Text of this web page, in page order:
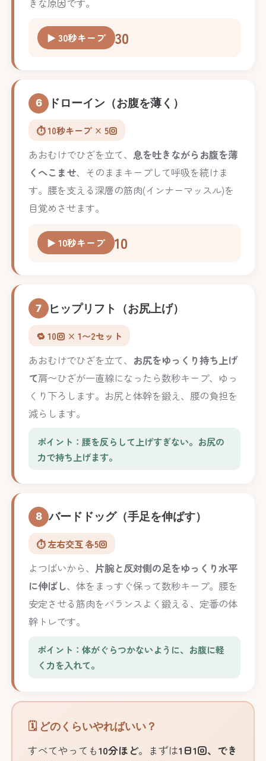
きな原因です。
▶ 30秒キープ 30
6 ドローイン（お腹を薄く）
⏱️ 10秒キープ × 5回
あおむけでひざを立て、息を吐きながらお腹を薄
くへこませ、そのままキープして呼吸を続けま
す。腰を支える深層の筋肉(インナーマッスル)を
目覚めさせます。
▶ 10秒キープ 10
7 ヒップリフト（お尻上げ）
🔁 10回 × 1〜2セット
あおむけでひざを立て、 お尻をゆっくり持ち上げ
て肩〜ひざが一直線になったら数秒キープ、ゆっ
くり下ろします。お尻と体幹を鍛え、腰の負担を
減らします。
ポイント：腰を反らして上げすぎない。お尻の
力で持ち上げます。
8 バードドッグ（手足を伸ばす）
⏱️ 左右交互 各5回
よつばいから、 片腕と反対側の足をゆっくり水平
に伸ばし、体をまっすぐ保って数秒キープ。腰を
安定させる筋肉をバランスよく鍛える、定番の体
幹トレです。
ポイント：体がぐらつかないように、お腹に軽
く力を入れて。
🗓️ どのくらいやればいい？
すべてやっても10分ほど。まずは1日1回、でき